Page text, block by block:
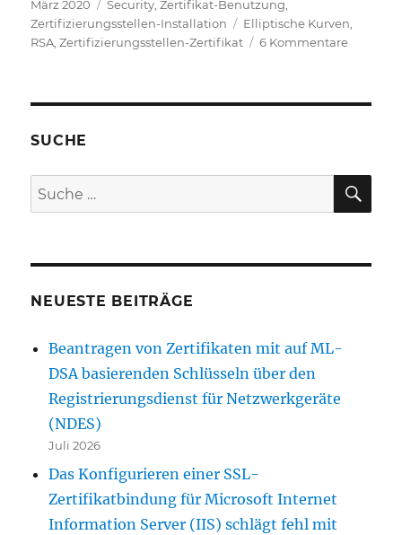
Veröffentlicht
am
März 2020 Kategorien
Security,Zertifikat-Benutzung,
Zertifizierungsstellen-Installation
Schlagwörter
Elliptische Kurven,
RSA,Zertifizierungsstellen-Zertifikat 6 Kommentarezu
werden?
SUCHE
Suche
nach:
NEUESTE BEITRÄGE
Beantragen von Zertifikaten mit auf ML-
DSA basierenden Schlüsseln über den
Registrierungsdienst für Netzwerkgeräte
(NDES)
Juli 2026
Das Konfigurieren einer SSL-
Zertifikatbindung für Microsoft Internet
Information Server (IIS) schlägt fehl mit